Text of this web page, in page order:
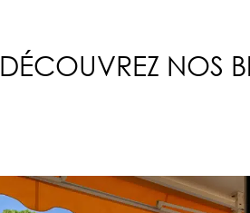
DÉCOUVREZ NOS